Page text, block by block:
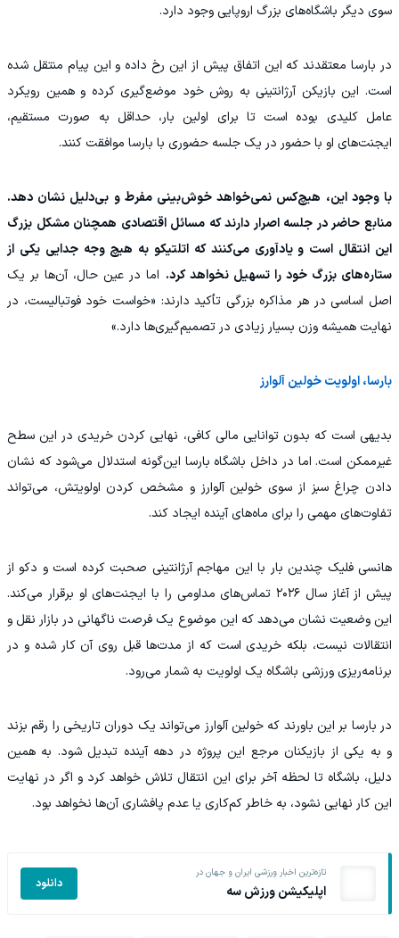
سوی دیگر باشگاه‌های بزرگ اروپایی وجود دارد.
در بارسا معتقدند که این اتفاق پیش از این رخ داده و این پیام منتقل شده
است. این بازیکن آرژانتینی به روش خود موضع‌گیری کرده و همین رویکرد
عامل کلیدی بوده است تا برای اولین بار، حداقل به صورت مستقیم،
ایجنت‌های او با حضور در یک جلسه حضوری با بارسا موافقت کنند.
با وجود این، هیچ‌کس نمی‌خواهد خوش‌بینی مفرط و بی‌دلیل نشان دهد.
منابع حاضر در جلسه اصرار دارند که مسائل اقتصادی همچنان مشکل بزرگ
این انتقال است و یادآوری می‌کنند که اتلتیکو به هیچ وجه جدایی یکی از
ستاره‌های بزرگ خود را تسهیل نخواهد کرد. اما در عین حال، آن‌ها بر یک
اصل اساسی در هر مذاکره بزرگی تأکید دارند: «خواست خود فوتبالیست، در
نهایت همیشه وزن بسیار زیادی در تصمیم‌گیری‌ها دارد.»
بارسا، اولویت خولین آلوارز
بدیهی است که بدون توانایی مالی کافی، نهایی کردن خریدی در این سطح
غیرممکن است. اما در داخل باشگاه بارسا این‌گونه استدلال می‌شود که نشان
دادن چراغ سبز از سوی خولین آلوارز و مشخص کردن اولویتش، می‌تواند
تفاوت‌های مهمی را برای ماه‌های آینده ایجاد کند.
هانسی فلیک چندین بار با این مهاجم آرژانتینی صحبت کرده است و دکو از
پیش از آغاز سال ۲۰۲۶ تماس‌های مداومی را با ایجنت‌های او برقرار می‌کند.
این وضعیت نشان می‌دهد که این موضوع یک فرصت ناگهانی در بازار نقل و
انتقالات نیست، بلکه خریدی است که از مدت‌ها قبل روی آن کار شده و در
برنامه‌ریزی ورزشی باشگاه یک اولویت به شمار می‌رود.
در بارسا بر این باورند که خولین آلوارز می‌تواند یک دوران تاریخی را رقم بزند
و به یکی از بازیکنان مرجع این پروژه در دهه آینده تبدیل شود. به همین
دلیل، باشگاه تا لحظه آخر برای این انتقال تلاش خواهد کرد و اگر در نهایت
این کار نهایی نشود، به خاطر کم‌کاری یا عدم پافشاری آن‌ها نخواهد بود.
تازه‌ترین اخبار ورزشی ایران و جهان در
اپلیکیشن ورزش سه دانلود